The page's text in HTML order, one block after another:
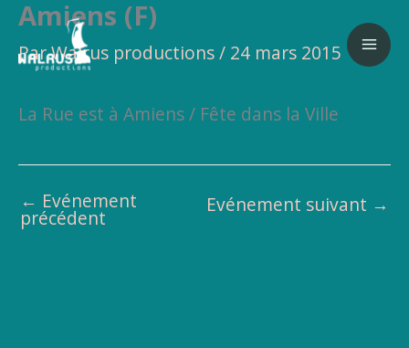
Aller
contenu
Amiens (F)
ParWalrus productions/ 24 mars 2015
La Rue est à Amiens / Fête dans la Ville
← Evénement
précédent
Evénement suivant →